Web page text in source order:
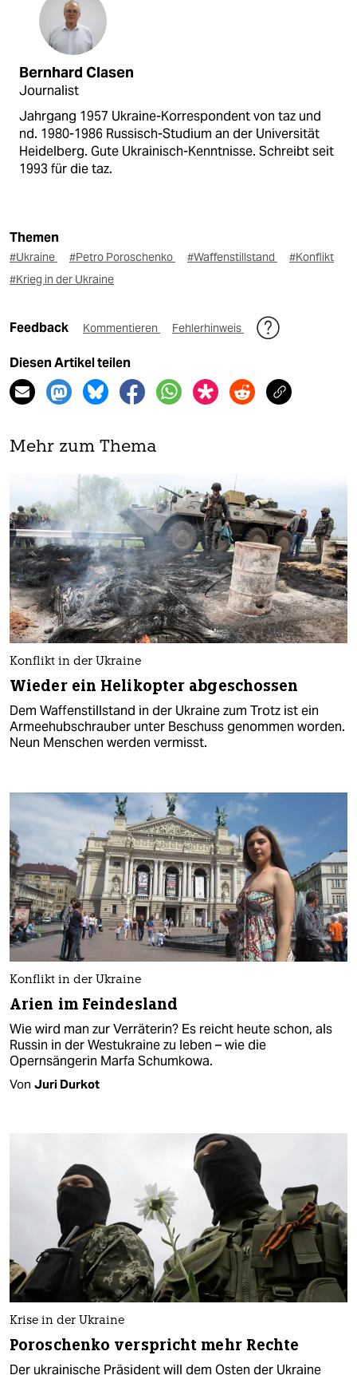
Bernhard Clasen
Journalist
Jahrgang 1957 Ukraine-Korrespondent von taz und
nd. 1980-1986 Russisch-Studium an der Universität
Heidelberg. Gute Ukrainisch-Kenntnisse. Schreibt seit
1993 für die taz.
Themen
#Ukraine #Petro Poroschenko #Waffenstillstand
#Konflikt
#Krieg in der Ukraine
Feedback Kommentieren Fehlerhinweis
Diesen Artikel teilen
Mehr zum Thema
Konflikt in der Ukraine
Wieder ein Helikopter abgeschossen
Dem Waffenstillstand in der Ukraine zum Trotz ist ein
Armeehubschrauber unter Beschuss genommen worden.
Neun Menschen werden vermisst.
Konflikt in der Ukraine
Arien im Feindesland
Wie wird man zur Verräterin? Es reicht heute schon, als
Russin in der Westukraine zu leben – wie die
Opernsängerin Marfa Schumkowa.
Von Juri Durkot
Krise in der Ukraine
Poroschenko verspricht mehr Rechte
Der ukrainische Präsident will dem Osten der Ukraine